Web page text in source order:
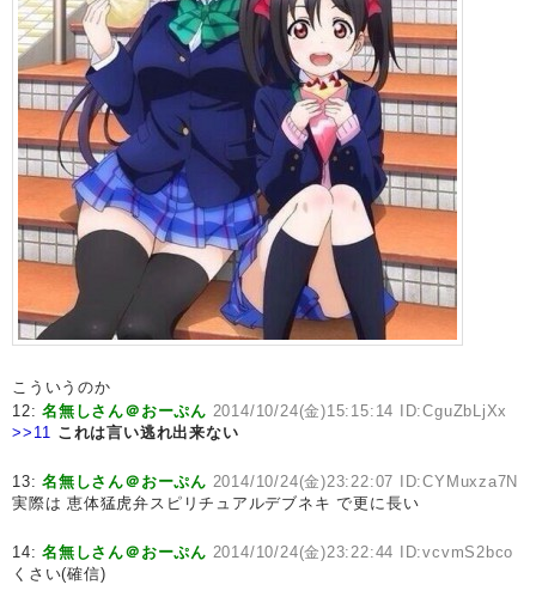
こういうのか
12:名無しさん＠おーぷん 2014/10/24(金)15:15:14 ID:CguZbLjXx
>>11 これは言い逃れ出来ない
13:名無しさん＠おーぷん 2014/10/24(金)23:22:07 ID:CYMuxza7N
実際は 恵体猛虎弁スピリチュアルデブネキ で更に長い
14:名無しさん＠おーぷん 2014/10/24(金)23:22:44 ID:vcvmS2bco
くさい(確信)